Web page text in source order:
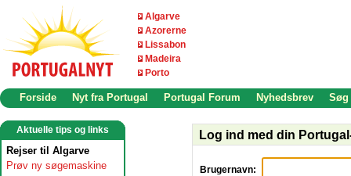
Algarve
Azorerne
Lissabon
Madeira
Porto
Forside Nyt fra Portugal Portugal Forum Nyhedsbrev Søg
Aktuelle tips og links
Rejser til Algarve
Prøv ny søgemaskine
Log ind med din
Brugernavn: